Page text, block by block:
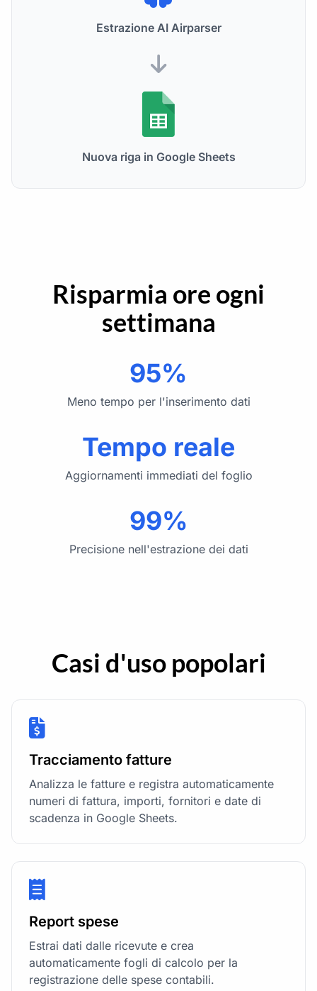
Estrazione AI Airparser
Nuova riga in Google Sheets
Risparmia ore ogni
settimana
95%
Meno tempo per l'inserimento dati
Tempo reale
Aggiornamenti immediati del foglio
99%
Precisione nell'estrazione dei dati
Casi d'uso popolari
Tracciamento fatture
Analizza le fatture e registra automaticamente
numeri di fattura, importi, fornitori e date di
scadenza in Google Sheets.
Report spese
Estrai dati dalle ricevute e crea
automaticamente fogli di calcolo per la
registrazione delle spese contabili.